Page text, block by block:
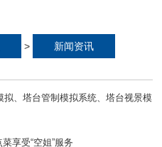
> 新闻资讯
拟、塔台管制模拟系统、塔台视景模
享受“空姐”服务